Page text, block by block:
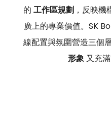
的 工作區規劃 ，反映
廣上的專業價值。SK
線配置與氛圍營造三個
形象 又充